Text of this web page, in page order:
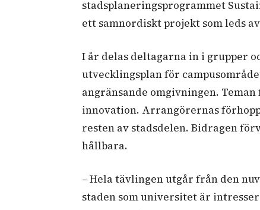
stadsplaneringsprogrammet
ett samnordiskt projekt som leds
I år delas deltagarna in i grupper
utvecklingsplan för
angränsande omgivningen.
innovation. Arrangörernas
resten av stadsdelen. Bidragen
hållbara.
– Hela tävlingen utgår från den
staden som universitet är